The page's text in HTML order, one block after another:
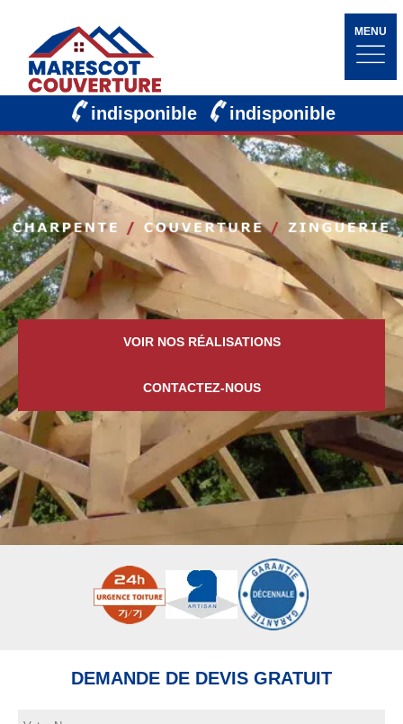
MENU
indisponible indisponible
VOIR NOS RÉALISATIONS
CONTACTEZ-NOUS
DEMANDE DE DEVIS GRATUIT